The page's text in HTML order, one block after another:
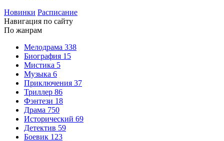
Новинки Расписание
Навигация по сайту
По жанрам
Мелодрама 338
Биография 15
Мистика 5
Музыка 6
Приключения 37
Триллер 86
Фэнтези 18
Драма 750
Исторический 69
Детектив 59
Боевик 123